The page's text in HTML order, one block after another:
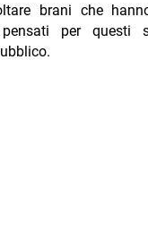
brani che
per questi